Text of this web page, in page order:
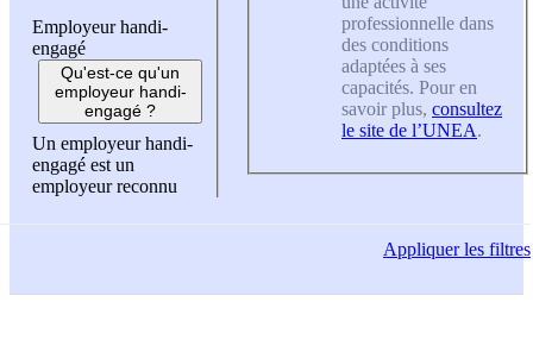
Employeur handi-
engagé
Qu'est-ce qu'un
employeur handi-
engagé ?
Un employeur handi-
engagé est un
employeur reconnu
professionnelle dans
des conditions
adaptées à ses
capacités. Pour en
savoir plus, consultez
le site de l’UNEA.
Appliquerles filtres